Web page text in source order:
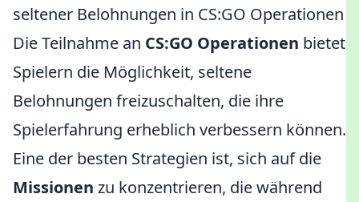
seltener Belohnungen in CS:GO Operationen
Die Teilnahme an CS:GO Operationen bietet
Spielern die Möglichkeit, seltene
Belohnungen freizuschalten, die ihre
Spielerfahrung erheblich verbessern können.
Eine der besten Strategien ist, sich auf die
Missionen zu konzentrieren, die während